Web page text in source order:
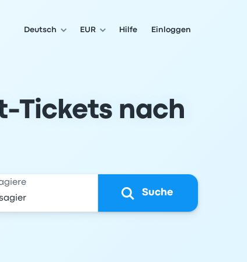
Deutsch EUR Hilfe Einloggen
Tickets nach
Suche